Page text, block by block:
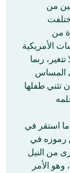
من
من
الأمريكية
ربما
المساس
تثني طفلها
ما استقر في
رموزه في
من النيل
الأمر